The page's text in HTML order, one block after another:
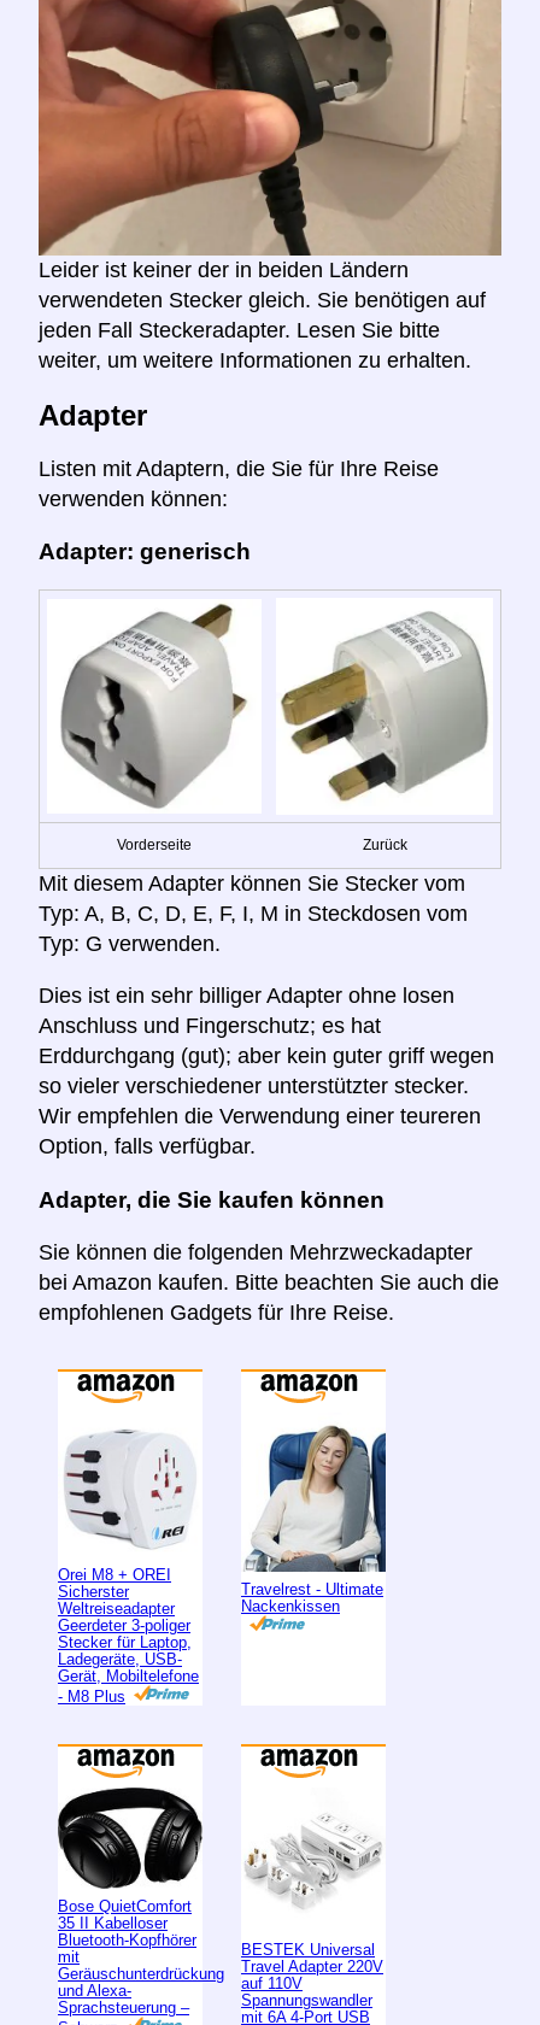
Leider ist keiner der in beiden Ländern
verwendeten Stecker gleich. Sie benötigen auf
jeden Fall Steckeradapter. Lesen Sie bitte
weiter, um weitere Informationen zu erhalten.
Adapter
Listen mit Adaptern, die Sie für Ihre Reise
verwenden können:
Adapter: generisch
Vorderseite Zurück
Mit diesem Adapter können Sie Stecker vom
Typ: A, B, C, D, E, F, I, M in Steckdosen vom
Typ: G verwenden.
Dies ist ein sehr billiger Adapter ohne losen
Anschluss und Fingerschutz; es hat
Erddurchgang (gut); aber kein guter griff wegen
so vieler verschiedener unterstützter stecker.
Wir empfehlen die Verwendung einer teureren
Option, falls verfügbar.
Adapter, die Sie kaufen können
Sie können die folgenden Mehrzweckadapter
bei Amazon kaufen. Bitte beachten Sie auch die
empfohlenen Gadgets für Ihre Reise.
Orei M8 + OREI
Sicherster
Weltreiseadapter
Geerdeter 3-poliger
Stecker für Laptop,
Ladegeräte, USB-
Gerät, Mobiltelefone
- M8 Plus
Travelrest - Ultimate
Nackenkissen
Bose QuietComfort
35 II Kabelloser
Bluetooth-Kopfhörer
mit
Geräuschunterdrückung
und Alexa-
Sprachsteuerung –
BESTEK Universal
Travel Adapter 220V
auf 110V
Spannungswandler
mit 6A 4-Port USB